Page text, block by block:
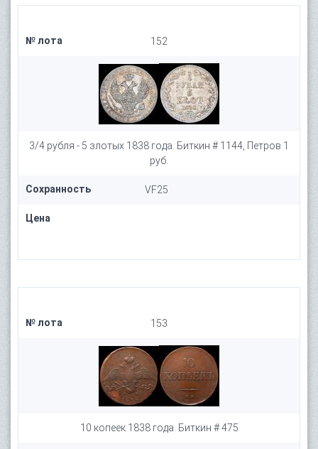
№ лота 152
3/4 рубля - 5 злотых 1838 года. Биткин # 1144, Петров 1
руб.
Сохранность VF25
Цена
№ лота 153
10 копеек 1838 года. Биткин # 475